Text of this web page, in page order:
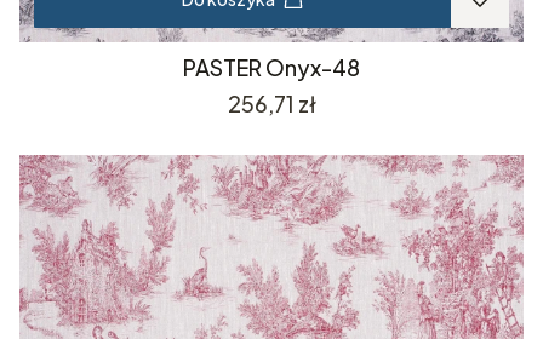
PASTER Onyx-48
Cena
256,71 zł